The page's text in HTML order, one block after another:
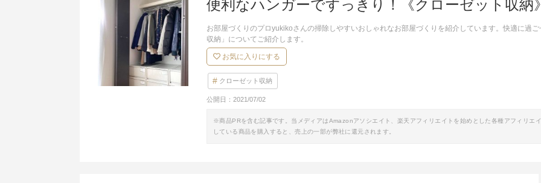
便利なハンガーですっきり！《クローゼット収納
お部屋づくりのプロyukikoさんの掃除しやすいおしゃれなお部屋づくりを紹介しています。快適に過
収納」についてご紹介します。
お気に入りにする
クローゼット収納
公開日： 2021/07/02
※商品PRを含む記事です。当メディアはAmazonアソシエイト、楽天アフィリエイトを始めとした各種アフィリエ
している商品を購入すると、売上の一部が弊社に還元されます。